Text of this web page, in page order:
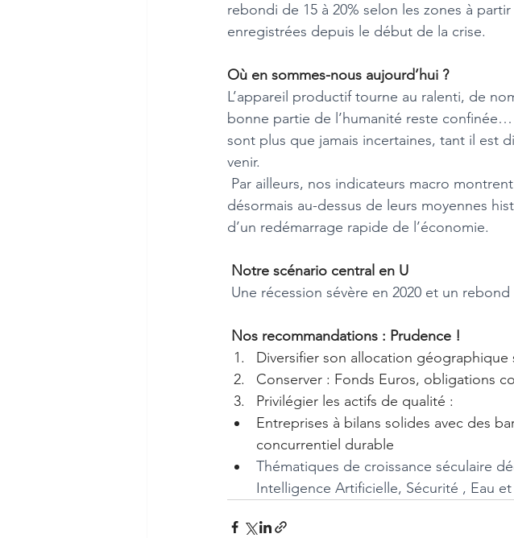
rebondi de 15 à 20% selon les zones à
enregistrées depuis le début de la crise.
Où en sommes-nous aujourd’hui ?
L’appareil productif tourne au ralenti, de
bonne partie de l’humanité reste
sont plus que jamais incertaines, tant il est
venir.
désormais au-dessus de leurs moyennes
d’un redémarrage rapide de l’économie.
Notre scénario central en U
Une récession sévère en 2020 et un
Nos recommandations : Prudence !
Diversifier son allocation géographique
Conserver : Fonds Euros, obligations
Privilégier les actifs de qualité :
Entreprises à bilans solides avec des
concurrentiel durable
Thématiques de croissance séculaire
Intelligence Artificielle, Sécurité , Eau et